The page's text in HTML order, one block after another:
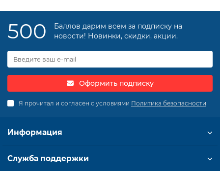
500
Баллов дарим всем за подписку на
новости! Новинки, скидки, акции.
Оформить подписку
Я прочитал и согласен с условиями Политика безопасности
Информация
Служба поддержки